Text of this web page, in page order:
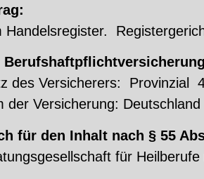
Handelsregister.
Berufshaftpflichtversicherung
des Versicherers: Provinzial
der Versicherung: Deutschland
für den Inhalt nach § 55
für